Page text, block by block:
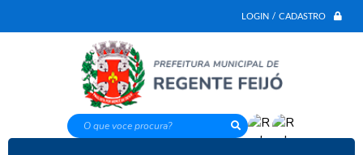
LOGIN / CADASTRO
O que voce procura?